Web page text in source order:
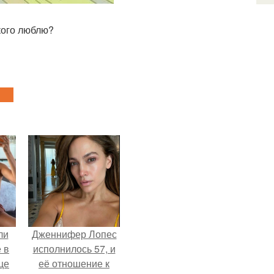
люблю?
в
Дженнифер Лопес
исполнилось 57, и
её отношение к